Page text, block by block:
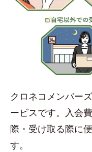
クロネコメンバー
ービスです。入会
際・受け取る際に
す。